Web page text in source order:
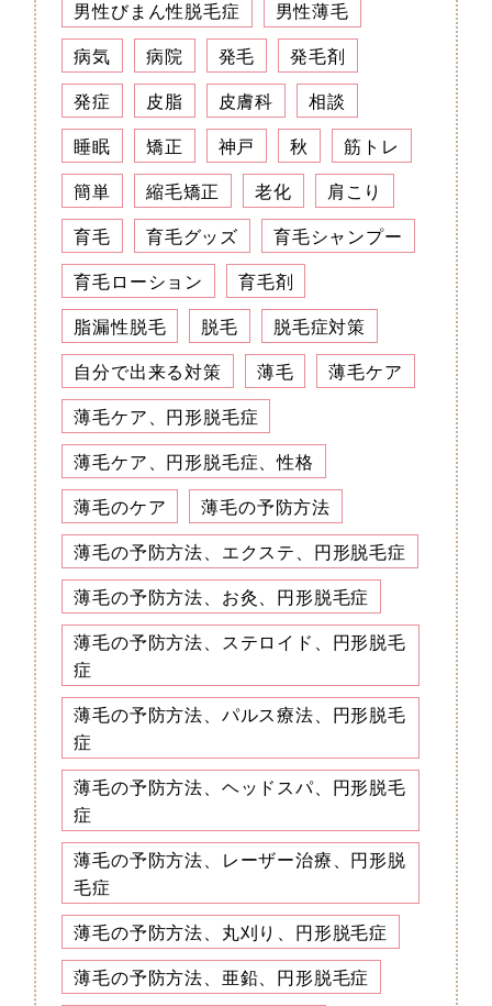
男性びまん性脱毛症
男性薄毛
病気
病院 発毛
発毛剤
発症
皮脂 皮膚科
相談
睡眠
矯正 神戸 秋
筋トレ
簡単
縮毛矯正 老化
肩こり
育毛
育毛グッズ
育毛シャンプー
育毛ローション
育毛剤
脂漏性脱毛
脱毛
脱毛症対策
自分で出来る対策
薄毛
薄毛ケア
薄毛ケア、円形脱毛症
薄毛ケア、円形脱毛症、性格
薄毛のケア
薄毛の予防方法
薄毛の予防方法、エクステ、円形脱毛症
薄毛の予防方法、お灸、円形脱毛症
薄毛の予防方法、ステロイド、円形脱毛
症
薄毛の予防方法、パルス療法、円形脱毛
症
薄毛の予防方法、ヘッドスパ、円形脱毛
症
薄毛の予防方法、レーザー治療、円形脱
毛症
薄毛の予防方法、丸刈り、円形脱毛症
薄毛の予防方法、亜鉛、円形脱毛症